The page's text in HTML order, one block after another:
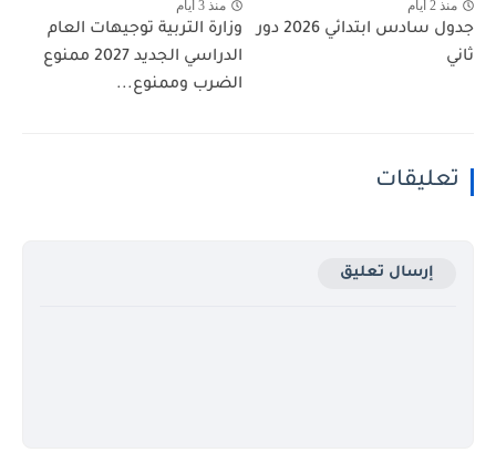
منذ 2 أيام
جدول سادس ابتدائي 2026 دور
ثاني
منذ 3 أيام
وزارة التربية توجيهات العام
الدراسي الجديد 2027 ممنوع
الضرب وممنوع...
تعليقات
إرسال تعليق